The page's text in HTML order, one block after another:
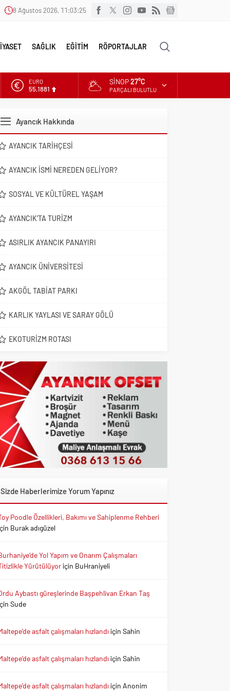
8 Ağustos 2026, 11:03:26
SAĞLIK EĞİTİM RÖPORTAJLAR
ALTIN
6.660,55
EURO
SINOP27°C
PARÇALI BULUTLU
Ayancık Hakkında
AYANCIK TARIHÇESI
AYANCIK İSMI NEREDEN GELIYOR?
SOSYAL VE KÜLTÜREL YAŞAM
AYANCIK’TA TURIZM
ASIRLIK AYANCIK PANAYIRI
AYANCIK ÜNIVERSITESI
AKGÖL TABIAT PARKI
KARLIK YAYLASI VE SARAY GÖLÜ
EKOTURIZM ROTASI
Sizde Haberlerimize Yorum Yapınız
Poodle Özellikleri, Bakımı ve Sahiplenme Rehberi
Burak adıgüzel
Yol Yapım ve Onarım Çalışmaları
Yürütülüyoriçin BuHraniyeli
Aybastı güreşlerinde Başpehlivan Erkan Taş
Sude
asfalt çalışmaları hızlandı içinSahin
asfalt çalışmaları hızlandı içinSahin
asfalt çalışmaları hızlandı için Anonim